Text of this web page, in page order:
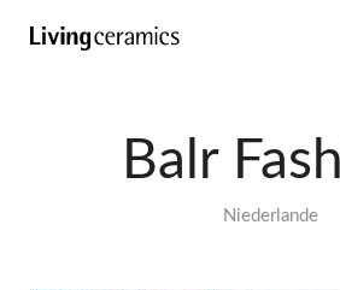
Balr
Niederlande